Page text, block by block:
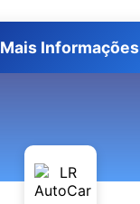
Mais Informações